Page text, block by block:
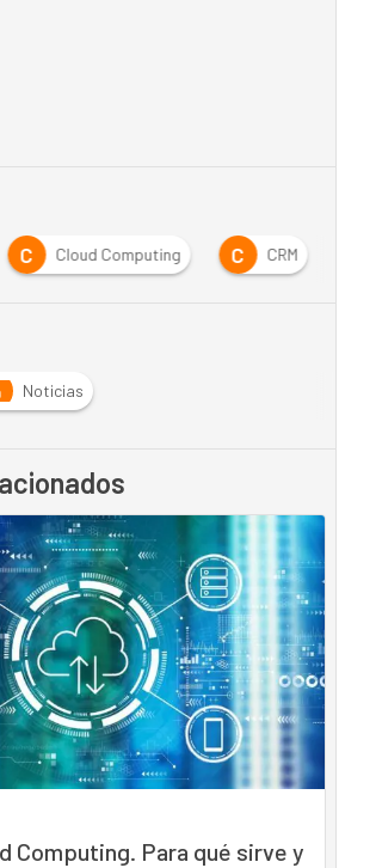
C Cloud Computing C CRM
Noticias
Computing. Para qué sirve y